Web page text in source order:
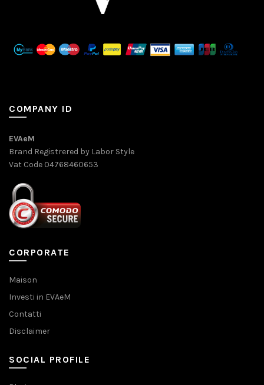
COMPANY ID
EVAeM
Brand Registrered by Labor Style
Vat Code 04768460653
CORPORATE
Maison
Investi in EVAeM
Contatti
Disclaimer
SOCIAL PROFILE